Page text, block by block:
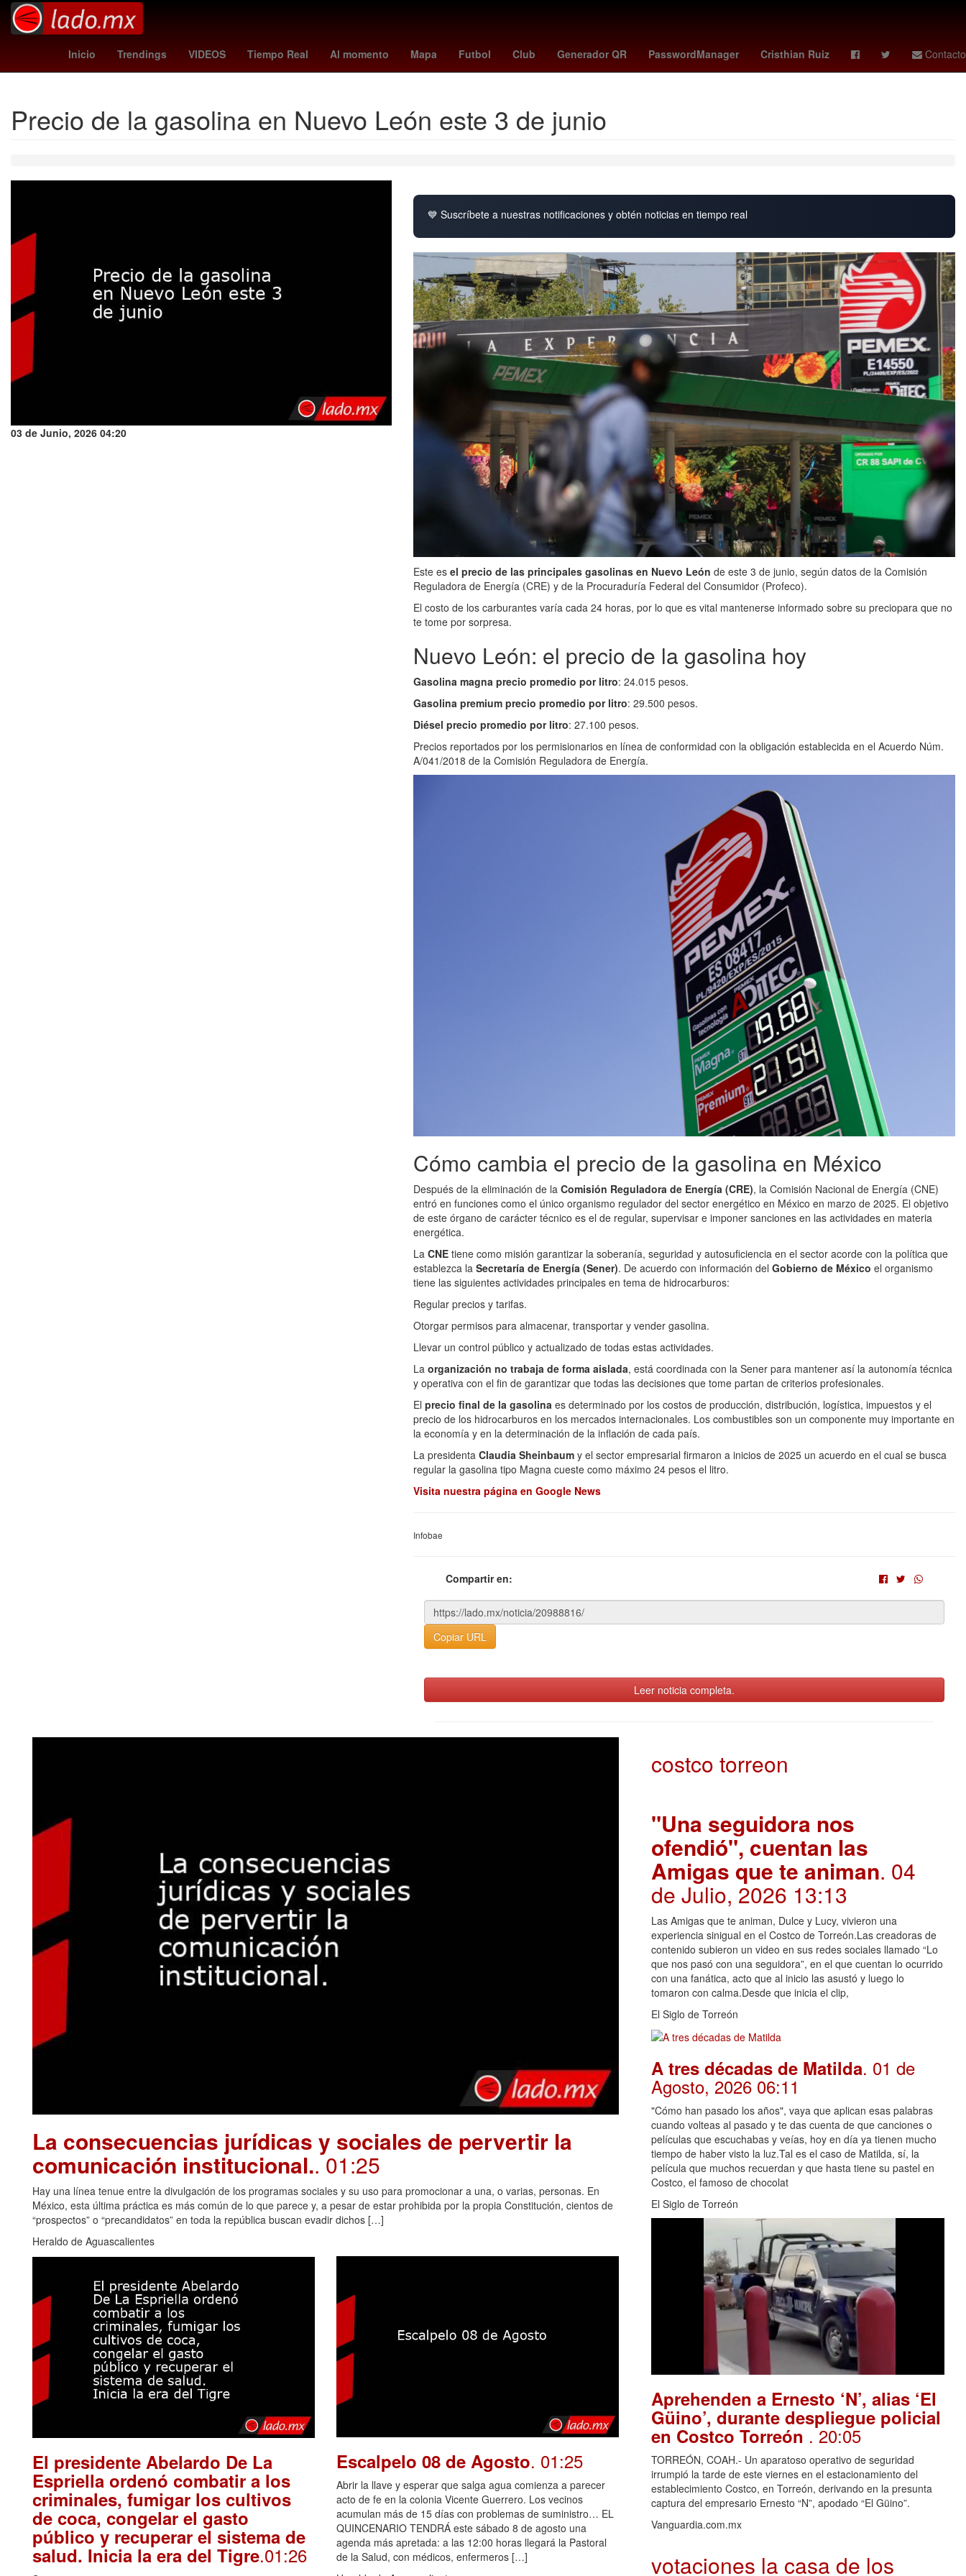
Inicio Trendings VIDEOS Tiempo Real Al momento Mapa Futbol Club Generador QR PasswordManager Cristhian Ruiz Contacto
Nueva York conagua Star Wars Puebla de Zaragoza Rosario marie claire olympic hockey rangers - orioles Agresión
Precio de la gasolina en Nuevo León este 3 de junio
03 de Junio, 2026 04:20
💙 Suscríbete a nuestras notificaciones y obtén noticias en tiempo real
Este es el precio de las principales gasolinas en Nuevo León de este 3 de junio, según datos de la Comisión
Reguladora de Energía (CRE) y de la Procuraduría Federal del Consumidor (Profeco).
El costo de los carburantes varía cada 24 horas, por lo que es vital mantenerse informado sobre su preciopara que no
te tome por sorpresa.
Nuevo León: el precio de la gasolina hoy
Gasolina magna precio promedio por litro: 24.015 pesos.
Gasolina premium precio promedio por litro: 29.500 pesos.
Diésel precio promedio por litro: 27.100 pesos.
Precios reportados por los permisionarios en línea de conformidad con la obligación establecida en el Acuerdo Núm.
A/041/2018 de la Comisión Reguladora de Energía.
Cómo cambia el precio de la gasolina en México
Después de la eliminación de la Comisión Reguladora de Energía (CRE), la Comisión Nacional de Energía (CNE)
entró en funciones como el único organismo regulador del sector energético en México en marzo de 2025. El objetivo
de este órgano de carácter técnico es el de regular, supervisar e imponer sanciones en las actividades en materia
energética.
La CNE tiene como misión garantizar la soberanía, seguridad y autosuficiencia en el sector acorde con la política que
establezca la Secretaría de Energía (Sener). De acuerdo con información del Gobierno de México el organismo
tiene las siguientes actividades principales en tema de hidrocarburos:
Regular precios y tarifas.
Otorgar permisos para almacenar, transportar y vender gasolina.
Llevar un control público y actualizado de todas estas actividades.
La organización no trabaja de forma aislada, está coordinada con la Sener para mantener así la autonomía técnica
y operativa con el fin de garantizar que todas las decisiones que tome partan de criterios profesionales.
El precio final de la gasolina es determinado por los costos de producción, distribución, logística, impuestos y el
precio de los hidrocarburos en los mercados internacionales. Los combustibles son un componente muy importante en
la economía y en la determinación de la inflación de cada país.
La presidenta Claudia Sheinbaum y el sector empresarial firmaron a inicios de 2025 un acuerdo en el cual se busca
regular la gasolina tipo Magna cueste como máximo 24 pesos el litro.
Visita nuestra página en Google News
Infobae
Compartir en:
Copiar URL
Leer noticia completa.
La consecuencias jurídicas y sociales de pervertir la
comunicación institucional.. 01:25
Hay una línea tenue entre la divulgación de los programas sociales y su uso para promocionar a una, o varias, personas. En
México, esta última práctica es más común de lo que parece y, a pesar de estar prohibida por la propia Constitución, cientos de
“prospectos” o “precandidatos” en toda la república buscan evadir dichos […]
Heraldo de Aguascalientes
El presidente Abelardo De La
Espriella ordenó combatir a los
criminales, fumigar los cultivos
de coca, congelar el gasto
público y recuperar el sistema de
salud. Inicia la era del Tigre.01:26
Escalpelo 08 de Agosto. 01:25
Abrir la llave y esperar que salga agua comienza a parecer
acto de fe en la colonia Vicente Guerrero. Los vecinos
acumulan más de 15 días con problemas de suministro… EL
QUINCENARIO TENDRÁ este sábado 8 de agosto una
agenda más apretada: a las 12:00 horas llegará la Pastoral
de la Salud, con médicos, enfermeros […]
costco torreon
"Una seguidora nos
ofendió", cuentan las
Amigas que te animan. 04
de Julio, 2026 13:13
Las Amigas que te animan, Dulce y Lucy, vivieron una
experiencia sinigual en el Costco de Torreón.Las creadoras de
contenido subieron un video en sus redes sociales llamado “Lo
que nos pasó con una seguidora”, en el que cuentan lo ocurrido
con una fanática, acto que al inicio las asustó y luego lo
tomaron con calma.Desde que inicia el clip,
El Siglo de Torreón
A tres décadas de Matilda. 01 de
Agosto, 2026 06:11
"Cómo han pasado los años", vaya que aplican esas palabras
cuando volteas al pasado y te das cuenta de que canciones o
películas que escuchabas y veías, hoy en día ya tienen mucho
tiempo de haber visto la luz.Tal es el caso de Matilda, sí, la
película que muchos recuerdan y que hasta tiene su pastel en
Costco, el famoso de chocolat
El Siglo de Torreón
Aprehenden a Ernesto ‘N’, alias ‘El
Güino’, durante despliegue policial
en Costco Torreón . 20:05
TORREÓN, COAH.- Un aparatoso operativo de seguridad
irrumpió la tarde de este viernes en el estacionamiento del
establecimiento Costco, en Torreón, derivando en la presunta
captura del empresario Ernesto “N”, apodado “El Güino”.
Vanguardia.com.mx
votaciones la casa de los